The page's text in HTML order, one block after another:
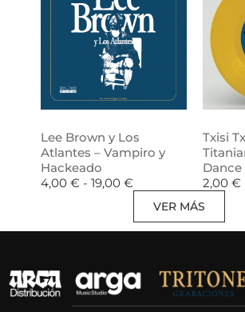
Lee Brown y Los
Atlantes – Vampiro y
Hackeado
4,00 € - 19,00 €
Txisi
Dance
2,00 €
VER MÁS